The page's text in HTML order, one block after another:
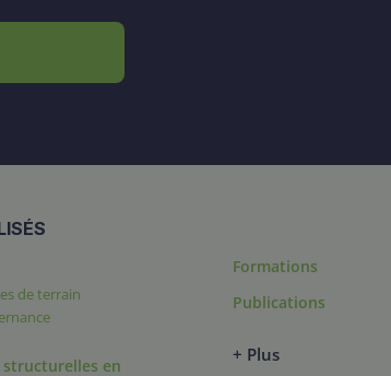
de terrain
en
Formations
Publications
+ Plus